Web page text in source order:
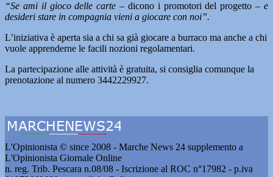
“Se ami il gioco delle carte – dicono i promotori del progetto –e
desideri stare in compagnia vieni a giocare con noi”.
L’iniziativa è aperta sia a chi sa già giocare a burraco ma anche a chi
vuole apprenderne le facili nozioni regolamentari.
La partecipazione alle attività è gratuita, si consiglia comunque la
prenotazione al numero 3442229927.
L'Opinionista © since 2008 - Marche News 24 supplemento a
L'Opinionista Giornale Online
n. reg. Trib. Pescara n.08/08 - Iscrizione al ROC n°17982 - p.iva